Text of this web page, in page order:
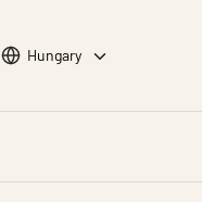
Choose languge
Hungary